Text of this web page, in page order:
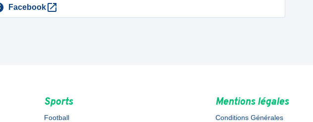
Facebook
Sports
Football
Mentions légales
Conditions Générales